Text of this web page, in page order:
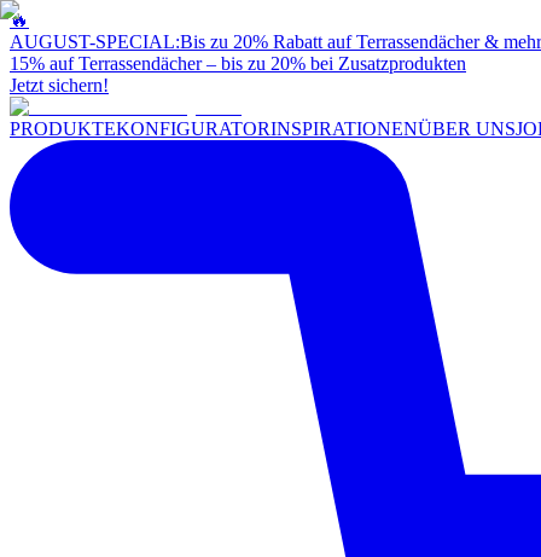
🔥
AUGUST-SPECIAL:Bis zu 20% Rabatt auf Terrassendächer & mehr
15% auf Terrassendächer – bis zu 20% bei Zusatzprodukten
Jetzt sichern!
PRODUKTEKONFIGURATORINSPIRATIONENÜBER UNS